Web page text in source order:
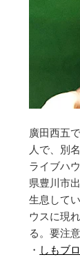
廣田西五
人で、別
ライブハ
県豊川市
生息して
ウスに現
る。要注意
・ しもブロ